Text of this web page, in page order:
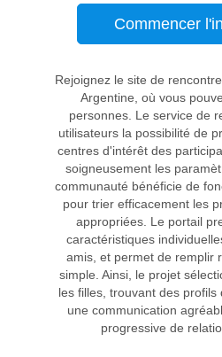
Commencer
Rejoignez le site de
Argentine, où vous
personnes. Le service de
utilisateurs la possibilité de
centres d'intérêt des
soigneusement les
communauté bénéficie de
pour trier efficacement les
appropriées. Le portail
caractéristiques
amis, et permet de remplir
simple. Ainsi, le projet
les filles, trouvant des
une communication
progressive de